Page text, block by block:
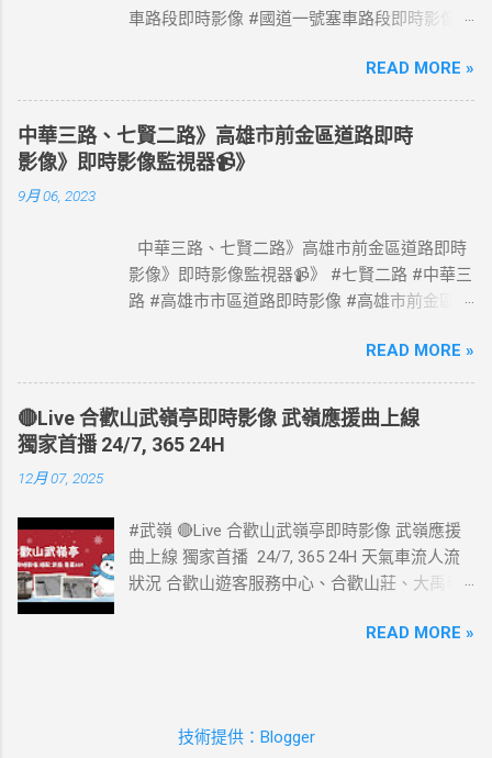
車路段即時影像 #國道一號塞車路段即時影像 #
#國道1號塞車路段 #Taiwan #Live #freeway #
高速公路即時影像 #高速公路 即時了解路況，
以免塞車。 影像資料來源：交通部高速公路局
政府網站資料開放宣告
https://www.freeway.gov.tw/Publish.aspx?
READ MORE »
中華三路、七賢二路》高雄市前金區道路即時
影像》即時影像監視器📹》
9月 06, 2023
中華三路、七賢二路》高雄市前金區道路即時
影像》即時影像監視器📹》 #七賢二路 #中華三
路 #高雄市市區道路即時影像 #高雄市前金區道
READ MORE »
🔴Live 合歡山武嶺亭即時影像 武嶺應援曲上線
獨家首播 24/7, 365 24H
12月 07, 2025
#武嶺 🔴Live 合歡山武嶺亭即時影像 武嶺應援
曲上線 獨家首播 24/7, 365 24H 天氣車流人流
狀況 合歡山遊客服務中心、合歡山莊、大禹嶺
武嶺亭即時影像 #武嶺 合歡山武嶺即時影像 》
嶺亭 #武嶺亭即時影像 #武嶺亭 #合歡山武嶺亭
READ MORE »
技術提供：Blogger